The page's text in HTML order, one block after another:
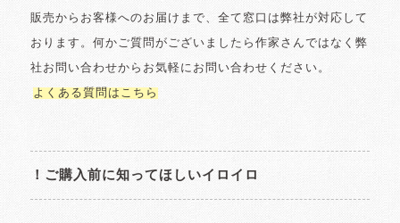
販売からお客様へのお届けまで、全て窓口は弊社が対応して
おります。何かご質問がございましたら作家さんではなく弊
社お問い合わせからお気軽にお問い合わせください。
よくある質問はこちら
！ご購入前に知ってほしいイロイロ